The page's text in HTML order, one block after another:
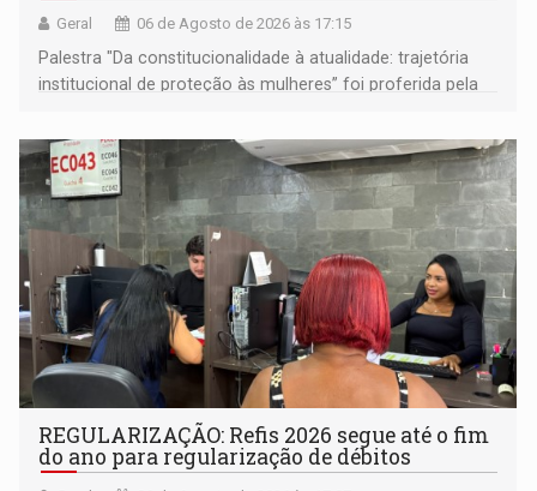
Geral 06 de Agosto de 2026 às 17:15
Palestra "Da constitucionalidade à atualidade: trajetória
institucional de proteção às mulheres” foi proferida pela
Goiás
REGULARIZAÇÃO: Refis 2026 segue até o fim
do ano para regularização de débitos